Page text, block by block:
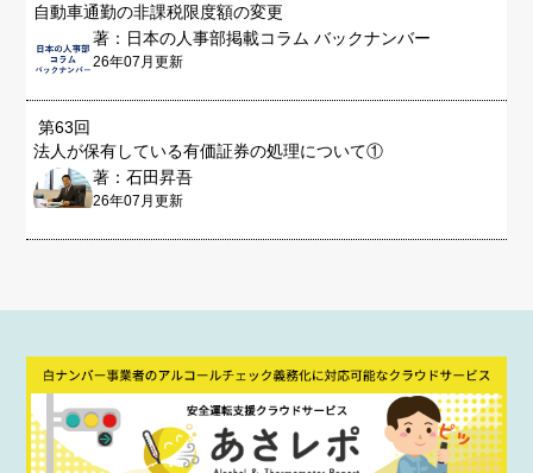
自動車通勤の非課税限度額の変更
著：日本の人事部掲載コラム バックナンバー
26年07月更新
第63回
法人が保有している有価証券の処理について①
著：石田昇吾
26年07月更新